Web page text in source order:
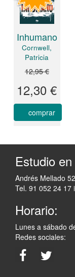
Inhumano
Cornwell,
Patricia
12,95 €
12,30 €
comprar
Estudio
Andrés Mellado
Tel. 91 052 24 17
Horario:
Lunes a sábado
Redes sociales: